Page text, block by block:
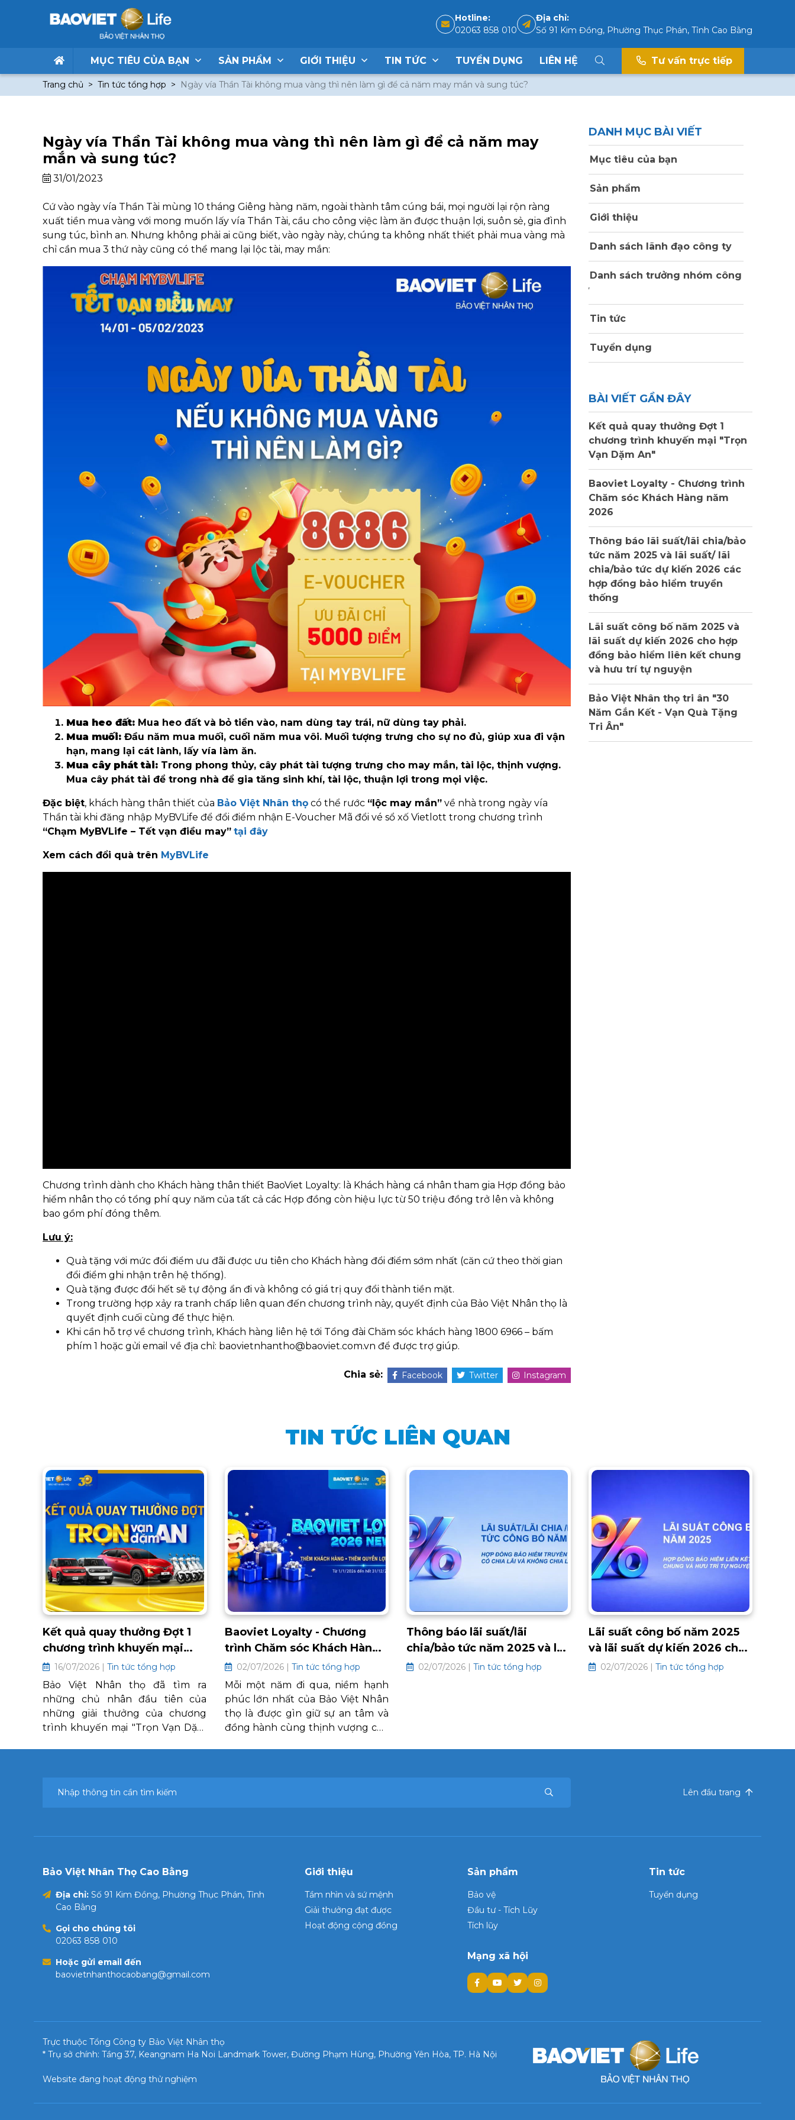
Hotline:
02063 858 010
Địa chỉ:
Số 91 Kim Đồng, Phường Thục Phán, Tỉnh Cao Bằng
MỤC TIÊU CỦA BẠN SẢN PHẨM GIỚI THIỆU TIN TỨC TUYỂN DỤNG LIÊN HỆ Tư vấn trực tiếp
Trang chủ Tin tức tổng hợp Ngày vía Thần Tài không mua vàng thì nên làm gì để cả năm may mắn và sung túc?
Ngày vía Thần Tài không mua vàng thì nên làm gì để cả năm may
mắn và sung túc?
31/01/2023
Cứ vào ngày vía Thần Tài mùng 10 tháng Giêng hàng năm, ngoài thành tâm cúng bái, mọi người lại rộn ràng
xuất tiền mua vàng với mong muốn lấy vía Thần Tài, cầu cho công việc làm ăn được thuận lợi, suôn sẻ, gia đình
sung túc, bình an. Nhưng không phải ai cũng biết, vào ngày này, chúng ta không nhất thiết phải mua vàng mà
chỉ cần mua 3 thứ này cũng có thể mang lại lộc tài, may mắn:
Mua heo đất: Mua heo đất và bỏ tiền vào, nam dùng tay trái, nữ dùng tay phải.
Mua muối: Đầu năm mua muối, cuối năm mua vôi. Muối tượng trưng cho sự no đủ, giúp xua đi vận
hạn, mang lại cát lành, lấy vía làm ăn.
Mua cây phát tài: Trong phong thủy, cây phát tài tượng trưng cho may mắn, tài lộc, thịnh vượng.
Mua cây phát tài để trong nhà để gia tăng sinh khí, tài lộc, thuận lợi trong mọi việc.
Đặc biệt, khách hàng thân thiết của Bảo Việt Nhân thọ có thể rước “lộc may mắn” về nhà trong ngày vía
Thần tài khi đăng nhập MyBVLife để đổi điểm nhận E-Voucher Mã đổi vé sổ xố Vietlott trong chương trình
“Chạm MyBVLife – Tết vạn điều may” tại đây
Xem cách đổi quà trên MyBVLife
Chương trình dành cho Khách hàng thân thiết BaoViet Loyalty: là Khách hàng cá nhân tham gia Hợp đồng bảo
hiểm nhân thọ có tổng phí quy năm của tất cả các Hợp đồng còn hiệu lực từ 50 triệu đồng trở lên và không
bao gồm phí đóng thêm.
Lưu ý:
Quà tặng với mức đổi điểm ưu đãi được ưu tiên cho Khách hàng đổi điểm sớm nhất (căn cứ theo thời gian
đổi điểm ghi nhận trên hệ thống).
Quà tặng được đổi hết sẽ tự động ẩn đi và không có giá trị quy đổi thành tiền mặt.
Trong trường hợp xảy ra tranh chấp liên quan đến chương trình này, quyết định của Bảo Việt Nhân thọ là
quyết định cuối cùng để thực hiện.
Khi cần hỗ trợ về chương trình, Khách hàng liên hệ tới Tổng đài Chăm sóc khách hàng 1800 6966 – bấm
phím 1 hoặc gửi email về địa chỉ: baovietnhantho@baoviet.com.vn để được trợ giúp.
Chia sẻ: Facebook Twitter Instagram
DANH MỤC BÀI VIẾT
Mục tiêu của bạn
Sản phẩm
Giới thiệu
Danh sách lãnh đạo công ty
Danh sách trưởng nhóm công
ty
Tin tức
Tuyển dụng
BÀI VIẾT GẦN ĐÂY
Kết quả quay thưởng Đợt 1
chương trình khuyến mại "Trọn
Vạn Dặm An"
Baoviet Loyalty - Chương trình
Chăm sóc Khách Hàng năm
2026
Thông báo lãi suất/lãi chia/bảo
tức năm 2025 và lãi suất/ lãi
chia/bảo tức dự kiến 2026 các
hợp đồng bảo hiểm truyền
thống
Lãi suất công bố năm 2025 và
lãi suất dự kiến 2026 cho hợp
đồng bảo hiểm liên kết chung
và hưu trí tự nguyện
Bảo Việt Nhân thọ tri ân "30
Năm Gắn Kết - Vạn Quà Tặng
Tri Ân"
TIN TỨC LIÊN QUAN
Kết quả quay thưởng Đợt 1
chương trình khuyến mại
"Trọn Vạn Dặm An"
16/07/2026 | Tin tức tổng hợp
Bảo Việt Nhân thọ đã tìm ra
những chủ nhân đầu tiên của
những giải thưởng của chương
trình khuyến mại "Trọn Vạn Dặm
Baoviet Loyalty - Chương
trình Chăm sóc Khách Hàng
năm 2026
02/07/2026 | Tin tức tổng hợp
Mỗi một năm đi qua, niềm hạnh
phúc lớn nhất của Bảo Việt Nhân
thọ là được gìn giữ sự an tâm và
đồng hành cùng thịnh vượng của
trước. Thông tin chi tiết về
Thông báo lãi suất/lãi
chia/bảo tức năm 2025 và lãi
suất/ lãi chia/bảo tức dự kiến
02/07/2026 | Tin tức tổng hợp
Lãi suất công bố năm 2025
và lãi suất dự kiến 2026 cho
hợp đồng bảo hiểm liên kết
02/07/2026 | Tin tức tổng hợp
Lên đầu trang
Bảo Việt Nhân Thọ Cao Bằng
Địa chỉ: Số 91 Kim Đồng, Phường Thục Phán, Tỉnh
Cao Bằng
Gọi cho chúng tôi
02063 858 010
Hoặc gửi email đến
baovietnhanthocaobang@gmail.com
Giới thiệu
Tầm nhìn và sứ mệnh
Giải thưởng đạt được
Hoạt động cộng đồng
Sản phẩm
Bảo vệ
Đầu tư - Tích Lũy
Tích lũy
Mạng xã hội
Tin tức
Tuyển dụng
Trực thuộc Tổng Công ty Bảo Việt Nhân thọ
* Trụ sở chính: Tầng 37, Keangnam Ha Noi Landmark Tower, Đường Phạm Hùng, Phường Yên Hòa, TP. Hà Nội
Website đang hoạt động thử nghiệm